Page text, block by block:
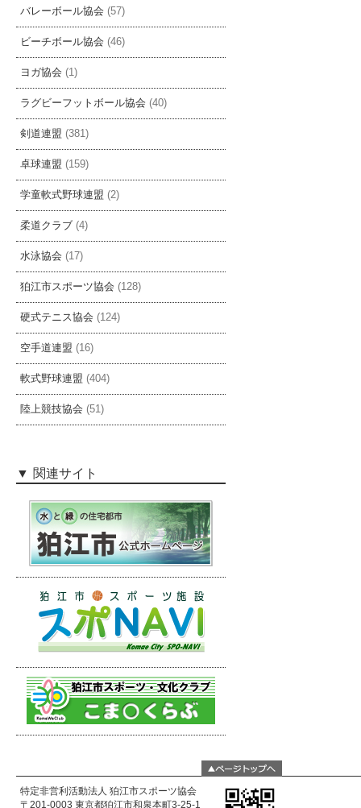
バレーボール協会 (57)
ビーチボール協会 (46)
ヨガ協会 (1)
ラグビーフットボール協会 (40)
剣道連盟 (381)
卓球連盟 (159)
学童軟式野球連盟 (2)
柔道クラブ (4)
水泳協会 (17)
狛江市スポーツ協会 (128)
硬式テニス協会 (124)
空手道連盟 (16)
軟式野球連盟 (404)
陸上競技協会 (51)
関連サイト
特定非営利活動法人 狛江市スポーツ協会
〒201-0003 東京都狛江市和泉本町3-25-1